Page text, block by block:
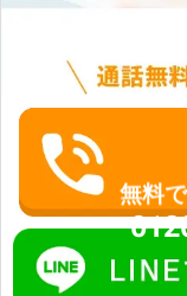
無料